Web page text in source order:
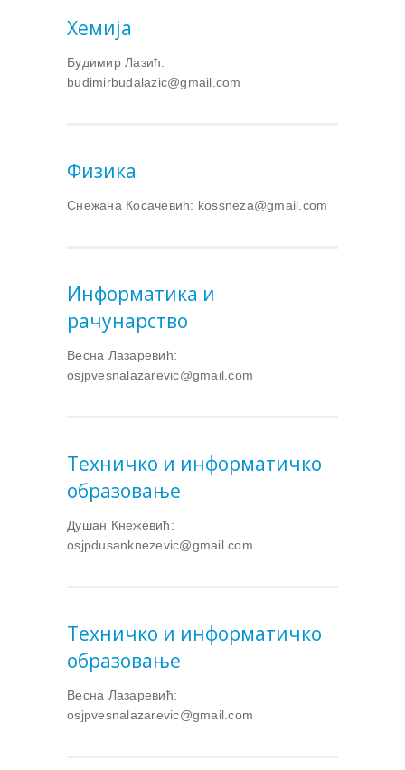
Xемија
Будимир Лазић:
budimirbudalazic@gmail.com
Физика
Снежана Косачевић: kossneza@gmail.com
Информатика и
рачунарство
Весна Лазаревић:
osjpvesnalazarevic@gmail.com
Техничко и информатичко
образовање
Душан Кнежевић:
osjpdusanknezevic@gmail.com
Техничко и информатичко
образовање
Весна Лазаревић:
osjpvesnalazarevic@gmail.com